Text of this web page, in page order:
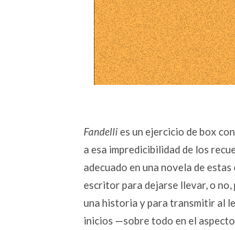
Fandellies un ejercicio de box
a esa impredicibilidad de los
adecuado en una novela de
escritor para dejarse llevar, o
una historia y para transmitir al
inicios —sobre todo en el